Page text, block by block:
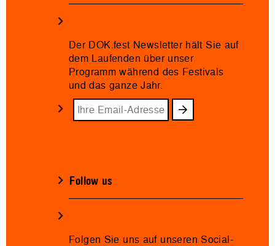
Der DOK.fest Newsletter hält Sie auf
dem Laufenden über unser
Programm während des Festivals
und das ganze Jahr.
Follow us
Folgen Sie uns auf unseren Social-